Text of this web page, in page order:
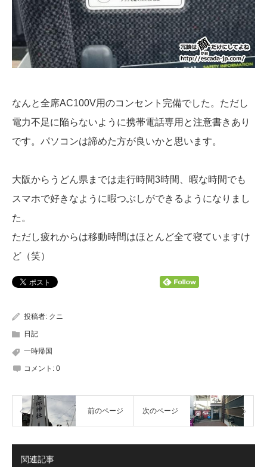
なんと全席AC100V用のコンセント完備でした。ただし
電力不足に陥らないように携帯電話専用と注意書きあり
です。パソコンは諦めた方が良いかと思います。
大阪からうどん県までは走行時間3時間、暇な時間でも
スマホで好きなように暇つぶしができるようになりまし
た。
ただし疲れからは移動時間はほとんど全て寝ていますけ
ど（笑）
投稿者: クニ
日記
一時帰国
コメント: 0
前のページ 次のページ
関連記事